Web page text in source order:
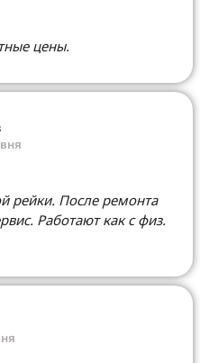
цены.
рейки. После ремонта
Работают как с физ.